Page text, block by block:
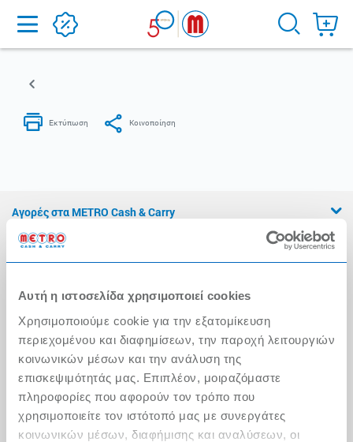
Αυτή η ιστοσελίδα χρησιμοποιεί cookies
Χρησιμοποιούμε cookie για την εξατομίκευση
περιεχομένου και διαφημίσεων, την παροχή λειτουργιών
κοινωνικών μέσων και την ανάλυση της
επισκεψιμότητάς μας. Επιπλέον, μοιραζόμαστε
πληροφορίες που αφορούν τον τρόπο που
χρησιμοποιείτε τον ιστότοπό μας με συνεργάτες
κοινωνικών μέσων, διαφήμισης και αναλύσεων, οι
Home
Αγορές στα METRO Cash & Carry
Εμπειρία METRO Cash & Carry
Η Αλυσίδα
Press Kit
Ο λογαριασμός μου
Τα METRO Cash & Carry δίπλα σας
Εταιρική Κοινωνική Ευθύνη